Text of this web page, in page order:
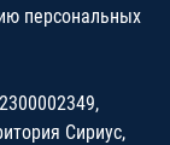
персональных
Сириус,